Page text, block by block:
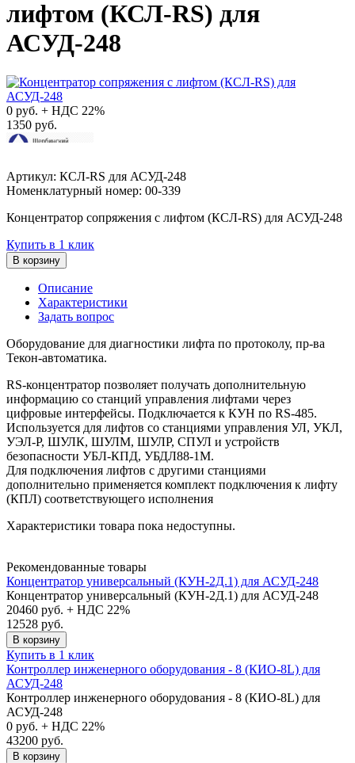
лифтом (КСЛ-RS) для
АСУД-248
0 руб. + НДС 22%
1350 руб.
Артикул: КСЛ-RS для АСУД-248
Номенклатурный номер: 00-339
Концентратор сопряжения с лифтом (КСЛ-RS) для АСУД-248
Купить в 1 клик
В корзину
Описание
Характеристики
Задать вопрос
Оборудование для диагностики лифта по протоколу, пр-ва
Текон-автоматика.
RS-концентратор позволяет получать дополнительную
информацию со станций управления лифтами через
цифровые интерфейсы. Подключается к КУН по RS-485.
Используется для лифтов со станциями управления УЛ, УКЛ,
УЭЛ-Р, ШУЛК, ШУЛМ, ШУЛР, СПУЛ и устройств
безопасности УБЛ-КПД, УБДЛ88-1М.
Для подключения лифтов с другими станциями
дополнительно применяется комплект подключения к лифту
(КПЛ) соответствующего исполнения
Характеристики товара пока недоступны.
Рекомендованные товары
Концентратор универсальный (КУН-2Д.1) для АСУД-248
Концентратор универсальный (КУН-2Д.1) для АСУД-248
20460 руб. + НДС 22%
12528 руб.
В корзину
Купить в 1 клик
Контроллер инженерного оборудования - 8 (КИО-8L) для
АСУД-248
Контроллер инженерного оборудования - 8 (КИО-8L) для
АСУД-248
0 руб. + НДС 22%
43200 руб.
В корзину